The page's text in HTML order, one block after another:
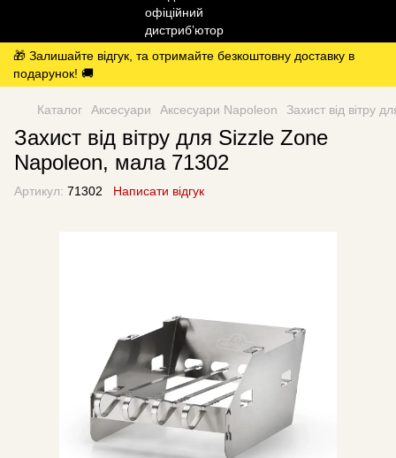
🎁 Залишайте відгук, та отримайте безкоштовну доставку в
подарунок! 🚚
Каталог Аксесуари Аксесуари Napoleon Захист від вітру
Захист від вітру для Sizzle Zone
Napoleon, мала 71302
Артикул: 71302 Написати відгук